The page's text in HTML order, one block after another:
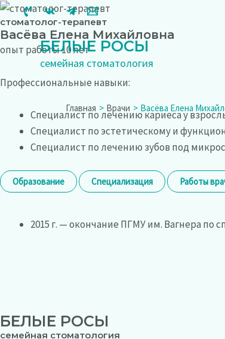
Перейти
к
содержимомуБЕЛЫЕ РОСЫ
семейная стоматология
Главная Врачи Васёва Елена
стоматолог-терапевт
Васёва Елена Михайловна
опыт работы 10 лет
Профессиональные навыки:
Специалист по лечению кариеса у
Специалист по эстетическому и
Специалист по лечению зубов под
Образование Специализация Работы
2015 г. — окончание ПГМУ им. Вагнера по
БЕЛЫЕ РОСЫ
семейная стоматология